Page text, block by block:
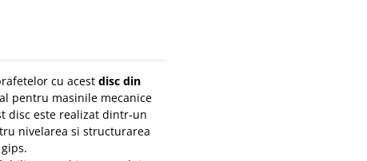
cu acest disc din
pentru masinile mecanice
disc este realizat dintr-un
nivelarea si structurarea